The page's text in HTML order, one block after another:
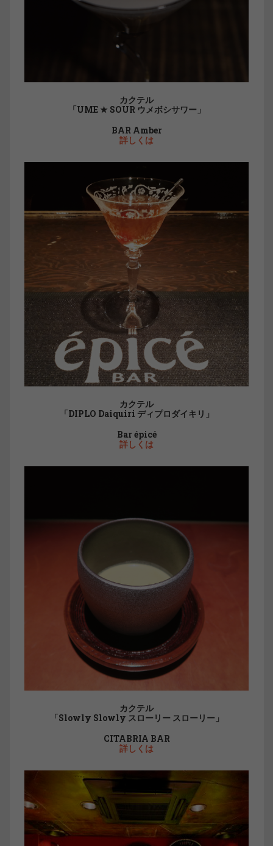
カクテル
「UME ★ SOUR ウメボシサワー」
BAR Amber
詳しくは
カクテル
「DIPLO Daiquiri ディプロダイキリ」
Bar épicé
詳しくは
カクテル
「Slowly Slowly スローリー スローリー」
CITABRIA BAR
詳しくは